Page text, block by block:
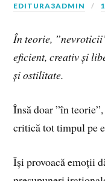
EDITURA3ADMIN
În teorie,
eficient, creativ și
și ostilitate.
Însă doar ”în
critică tot timpul pe
Își provoacă emoții